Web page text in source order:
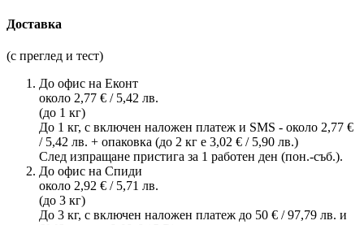
Доставка
(с преглед и тест)
До офис на Еконт
около 2,77 € / 5,42 лв.
(до 1 кг)
До 1 кг, с включен наложен платеж и SMS - около 2,77 €
/ 5,42 лв. + опаковка (до 2 кг е 3,02 € / 5,90 лв.)
След изпращане пристига за 1 работен ден (пон.-съб.).
До офис на Спиди
около 2,92 € / 5,71 лв.
(до 3 кг)
До 3 кг, с включен наложен платеж до 50 € / 97,79 лв. и